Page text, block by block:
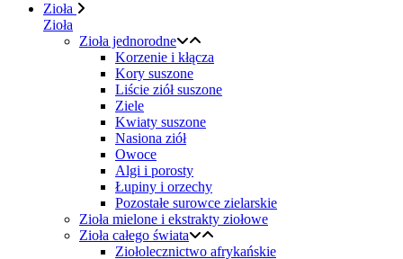
Zioła
Zioła
Zioła jednorodne
Korzenie i kłącza
Kory suszone
Liście ziół suszone
Ziele
Kwiaty suszone
Nasiona ziół
Owoce
Algi i porosty
Łupiny i orzechy
Pozostałe surowce zielarskie
Zioła mielone i ekstrakty ziołowe
Zioła całego świata
Ziołolecznictwo afrykańskie